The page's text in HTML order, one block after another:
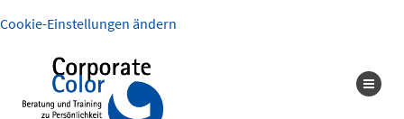
Cookie-Einstellungen ändern